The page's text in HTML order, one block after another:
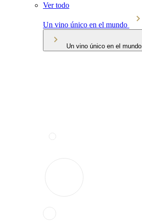
Ver todo
Un vino único en el mundo
Un vino único en el mundo